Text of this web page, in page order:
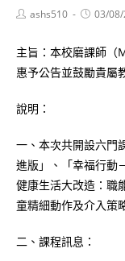
Postashs510
Post03/
主旨：本校磨課師（
惠予公告並鼓勵貴屬
說明：
一、本次共開設六門
進版」、「幸福行動
健康生活大改造：職
童精細動作及介入策
二、課程訊息：